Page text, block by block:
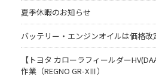
夏季休暇のお知らせ
バッテリー・エンジンオイルは価格改
【トヨタ カローラフィールダー
作業（REGNO GR-XⅢ）